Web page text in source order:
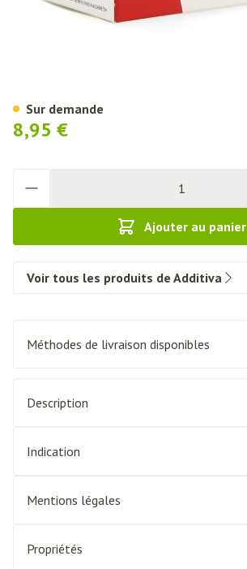
8,95 €
Ajouter au panier
Sur demande
Voir tous les produits de Additiva
Méthodes de livraison disponibles
Description
Indication
Mentions légales
Propriétés